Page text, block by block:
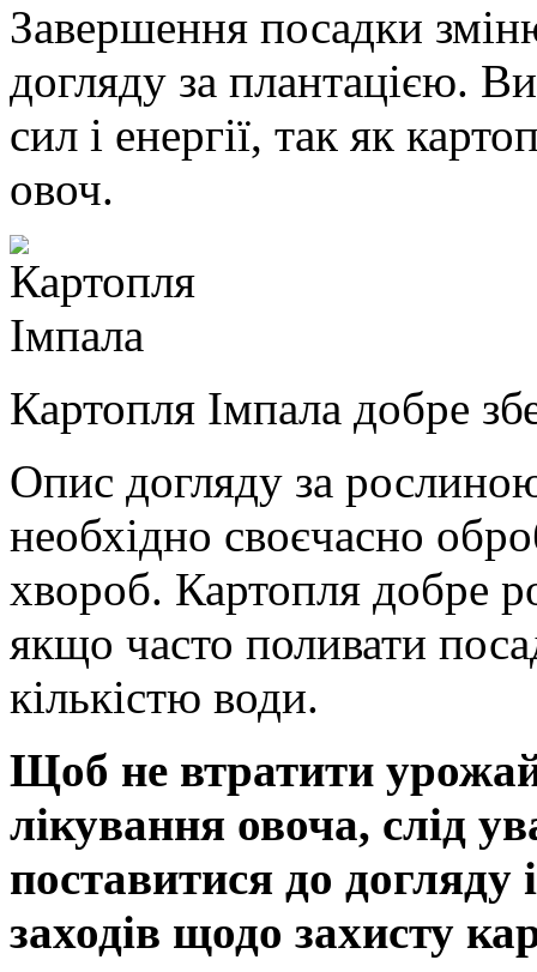
Завершення посадки
догляду за плантацією.
сил і енергії, так як
овоч.
Картопля Імпала добре
Опис догляду за
необхідно своєчасно
хвороб. Картопля добре
якщо часто поливати
кількістю води.
Щоб не втратити
лікування овоча, слід
поставитися до догляду
заходів щодо захисту